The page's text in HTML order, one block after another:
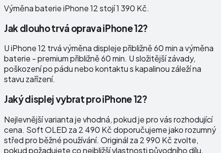
Výměna baterie iPhone 12 stojí 1 390 Kč.
Jak dlouho trvá oprava iPhone 12?
U iPhone 12 trvá výměna displeje přibližně 60 min a výměna
baterie - premium přibližně 60 min. U složitější závady,
poškození po pádu nebo kontaktu s kapalinou záleží na
stavu zařízení.
Jaký displej vybrat pro iPhone 12?
Nejlevnější varianta je vhodná, pokud je pro vás rozhodující
cena. Soft OLED za 2 490 Kč doporučujeme jako rozumný
střed pro běžné používání. Originál za 2 990 Kč zvolte,
pokud požadujete co nejbližší vlastnosti původního dílu.